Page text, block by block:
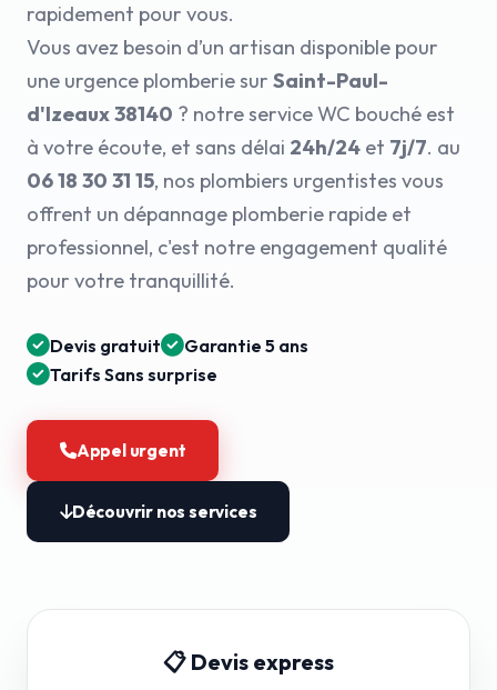
rapidement pour vous.
Vous avez besoin d’un artisan disponible pour
une urgence plomberie sur Saint-Paul-
d'Izeaux 38140 ? notre service WC bouché est
à votre écoute, et sans délai 24h/24 et 7j/7. au
06 18 30 31 15, nos plombiers urgentistes vous
offrent un dépannage plomberie rapide et
professionnel, c'est notre engagement qualité
pour votre tranquillité.
Devis gratuit
Garantie 5 ans
Tarifs Sans surprise
Appel urgent
Découvrir nos services
📋 Devis express